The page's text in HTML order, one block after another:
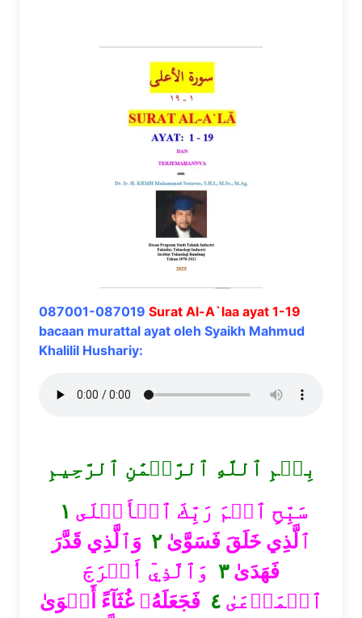
087001-087019 Surat Al-A`laa ayat 1-19
bacaan murattal ayat oleh Syaikh Mahmud
Khalilil Hushariy:
بِسۡمِ ٱللَّهِ ٱلرَّحۡمَٰنِ ٱلرَّحِيمِ
سَبِّحِ ٱسۡمَ رَبِّكَ ٱلۡأَعۡلَى ١
ٱلَّذِي خَلَقَ فَسَوَّىٰ٢ وَٱلَّذِي قَدَّرَ
فَهَدَىٰ٣ وَٱلَّذِيٓ أَخۡرَجَ
ٱلۡمَرۡعَىٰ ٤ فَجَعَلَهُۥ غُثَآءً أَحۡوَىٰ